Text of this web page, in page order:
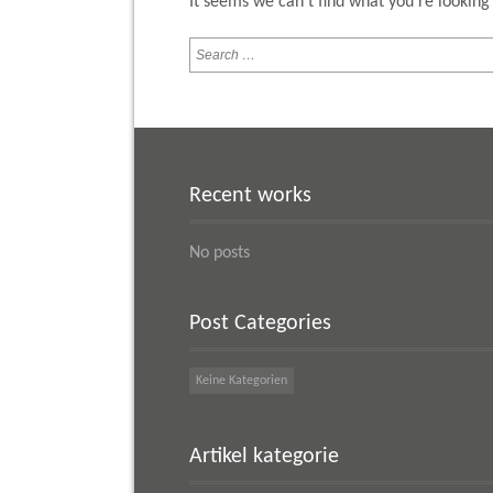
Recent works
No posts
Post Categories
Keine Kategorien
Artikel kategorie